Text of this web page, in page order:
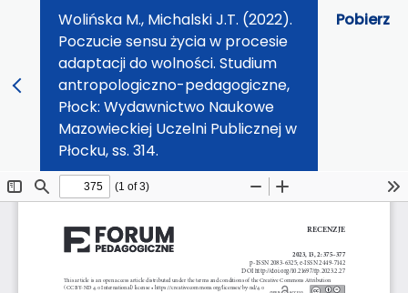
Wolińska M., Michalski J.T. (2022).
Poczucie sensu życia w procesie
adaptacji do wolności. Studium
antropologiczno-pedagogiczne,
Płock: Wydawnictwo Naukowe
Mazowieckiej Uczelni Publicznej w
Płocku, ss. 314.
Pobierz